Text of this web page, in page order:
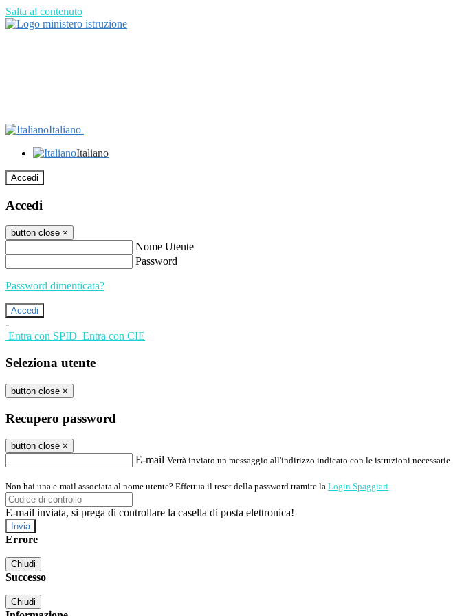
Salta al contenuto
Italiano
Italiano
Accedi
Accedi
button close ×
Nome Utente
Password
Password dimenticata?
-
Entra con SPID Entra con CIE
Seleziona utente
button close ×
Recupero password
button close ×
E-mail Verrà inviato un messaggio all'indirizzo indicato con le istruzioni necessarie.
Non hai una e-mail associata al nome utente? Effettua il reset della password tramite la Login Spaggiari
E-mail inviata, si prega di controllare la casella di posta elettronica!
Errore
Chiudi
Successo
Chiudi